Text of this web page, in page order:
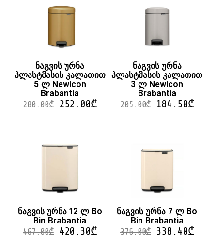
ნაგვის ურნა
პლასტმასის კალათით
5 ლ Newicon
Brabantia
280.00₾ 252.00₾
ნაგვის ურნა
პლასტმასის კალათით
3 ლ Newicon
Brabantia
205.00₾ 184.50₾
ნაგვის ურნა 12 ლ Bo
Bin Brabantia
467.00₾ 420.30₾
ნაგვის ურნა 7 ლ Bo
Bin Brabantia
376.00₾ 338.40₾